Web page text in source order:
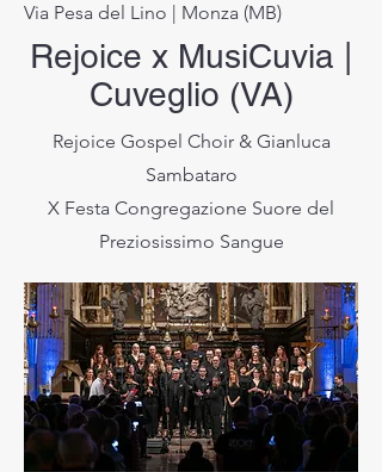
Via Pesa del Lino | Monza (MB)
Rejoice x MusiCuvia |
Cuveglio (VA)
Rejoice Gospel Choir & Gianluca
Sambataro
X Festa Congregazione Suore del
Preziosissimo Sangue